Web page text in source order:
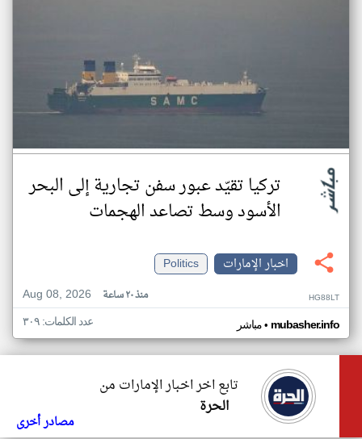
تركيا تقيّد عبور سفن تجارية إلى البحر
الأسود وسط تصاعد الهجمات
اخبار الإمارات
Politics
Aug 08, 2026
منذ ٢٠ ساعة HG88LT
مباشر• mubasher.info عدد الكلمات: ٣٠٩
تابع اخر اخبار الإمارات من
الحرة
مصادر أخرى